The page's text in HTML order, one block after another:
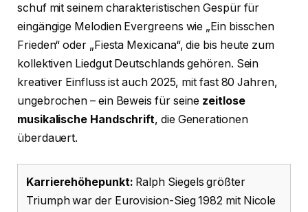
schuf mit seinem charakteristischen Gespür für
eingängige Melodien Evergreens wie „Ein bisschen
Frieden“ oder „Fiesta Mexicana“, die bis heute zum
kollektiven Liedgut Deutschlands gehören. Sein
kreativer Einfluss ist auch 2025, mit fast 80 Jahren,
ungebrochen – ein Beweis für seine zeitlose
musikalische Handschrift, die Generationen
überdauert.
Karrierehöhepunkt: Ralph Siegels größter
Triumph war der Eurovision-Sieg 1982 mit Nicole